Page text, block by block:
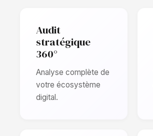
Audit
stratégique
360°
Analyse complète de
votre écosystème
digital.